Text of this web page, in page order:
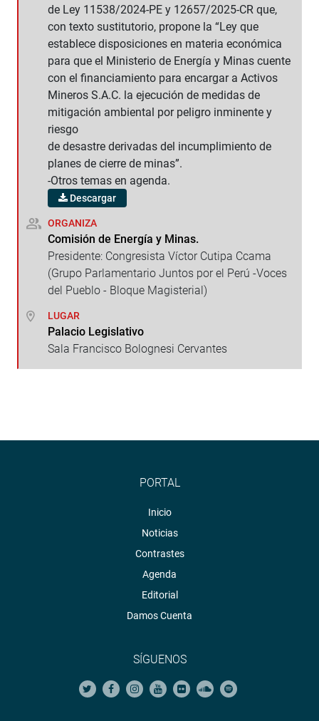
de Ley 11538/2024-PE y 12657/2025-CR que,
con texto sustitutorio, propone la “Ley que
establece disposiciones en materia económica
para que el Ministerio de Energía y Minas cuente
con el financiamiento para encargar a Activos
Mineros S.A.C. la ejecución de medidas de
mitigación ambiental por peligro inminente y
riesgo
de desastre derivadas del incumplimiento de
planes de cierre de minas”.
-Otros temas en agenda.
Descargar
ORGANIZA
Comisión de Energía y Minas.
Presidente: Congresista Víctor Cutipa Ccama
(Grupo Parlamentario Juntos por el Perú -Voces
del Pueblo - Bloque Magisterial)
LUGAR
Palacio Legislativo
Sala Francisco Bolognesi Cervantes
PORTAL
Inicio
Noticias
Contrastes
Agenda
Editorial
Damos Cuenta
SÍGUENOS